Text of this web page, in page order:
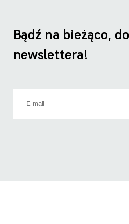
Bądź na bieżąco,
newslettera!